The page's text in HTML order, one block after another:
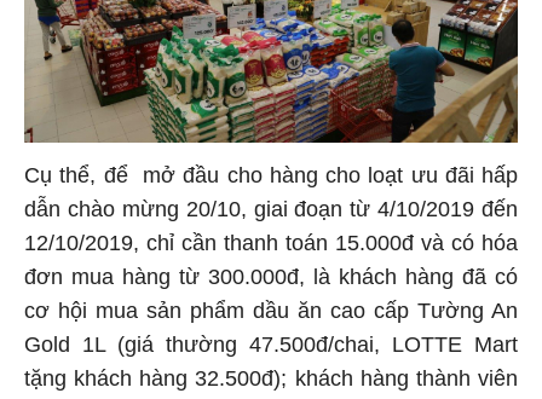
Cụ thể, để mở đầu cho hàng cho loạt ưu đãi hấp
dẫn chào mừng 20/10, giai đoạn từ 4/10/2019 đến
12/10/2019, chỉ cần thanh toán 15.000đ và có hóa
đơn mua hàng từ 300.000đ, là khách hàng đã có
cơ hội mua sản phẩm dầu ăn cao cấp Tường An
Gold 1L (giá thường 47.500đ/chai, LOTTE Mart
tặng khách hàng 32.500đ); khách hàng thành viên